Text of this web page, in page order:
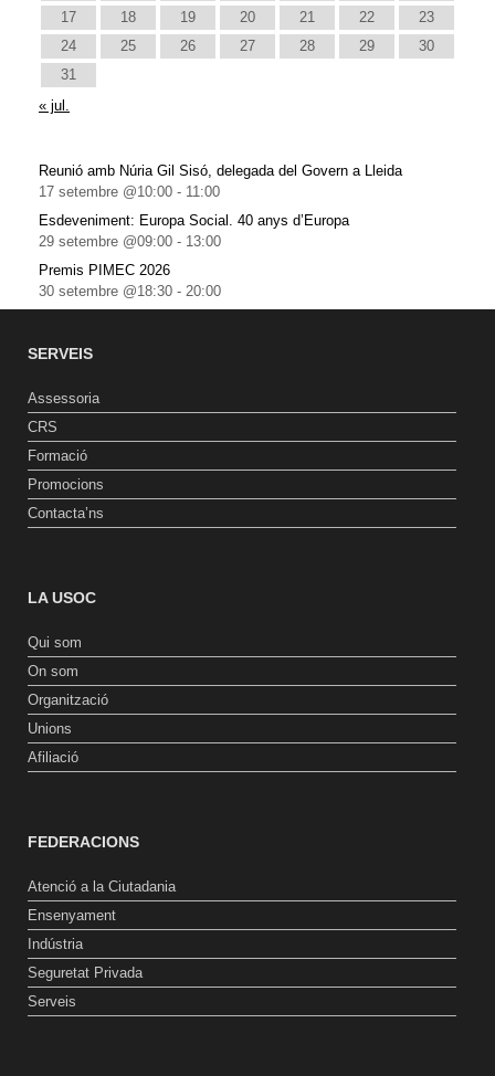
17
18 19 20 21 22
23
24
25 26 27 28 29
30
31
« jul.
Reunió amb Núria Gil Sisó, delegada del Govern a Lleida
17 setembre @10:00 - 11:00
Esdeveniment: Europa Social. 40 anys d’Europa
29 setembre @09:00 - 13:00
Premis PIMEC 2026
30 setembre @18:30 - 20:00
SERVEIS
Assessoria
CRS
Formació
Promocions
Contacta’ns
LA USOC
Qui som
On som
Organització
Unions
Afiliació
FEDERACIONS
Atenció a la Ciutadania
Ensenyament
Indústria
Seguretat Privada
Serveis